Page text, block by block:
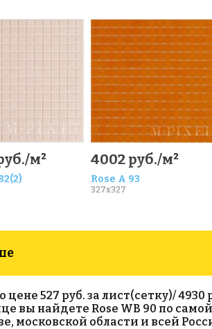
м² 4002 руб./м²
Rose A 93
327x327
527 руб. за лист(сетку)/ 4930
вы найдете Rose WB 90 по
московской области и всей